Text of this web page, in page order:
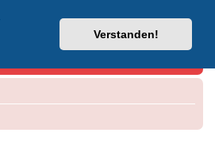
Verstanden!
Kabel-Helpdesk